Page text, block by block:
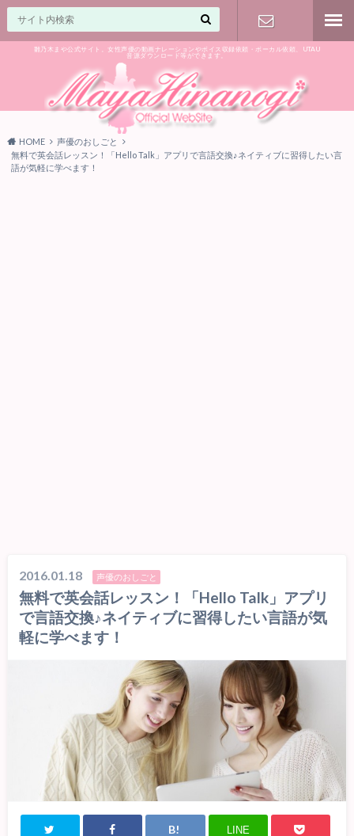
雛乃木まや公式サイト。女性声優の動画ナレーションやボイス収録依頼・ボーカル依頼、UTAU
音源ダウンロード等ができます。
気軽に♪
HOME
声優のおしごと
無料で英会話レッスン！「Hello Talk」アプリで言語交換♪ネイティブに習得したい言
語が気軽に学べます！
2016.01.18 声優のおしごと
無料で英会話レッスン！「Hello Talk」アプリ
で言語交換♪ネイティブに習得したい言語が気
軽に学べます！
LINE